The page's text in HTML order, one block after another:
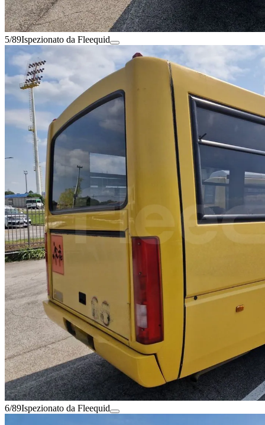
5/89Ispezionato da Fleequid
6/89Ispezionato da Fleequid